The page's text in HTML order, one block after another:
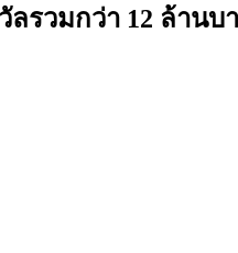
รวมกว่า 12 ล้าน